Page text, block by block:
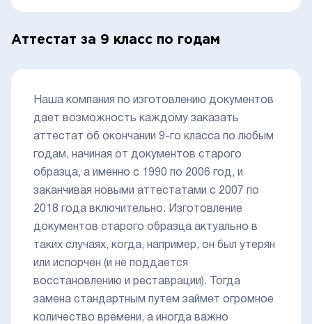
Аттестат за 9 класс по годам
Наша компания по изготовлению документов
дает возможность каждому заказать
аттестат об окончании 9-го класса по любым
годам, начиная от документов старого
образца, а именно с 1990 по 2006 год, и
заканчивая новыми аттестатами с 2007 по
2018 года включительно. Изготовление
документов старого образца актуально в
таких случаях, когда, например, он был утерян
или испорчен (и не поддается
восстановлению и реставрации). Тогда
замена стандартным путем займет огромное
количество времени, а иногда важно